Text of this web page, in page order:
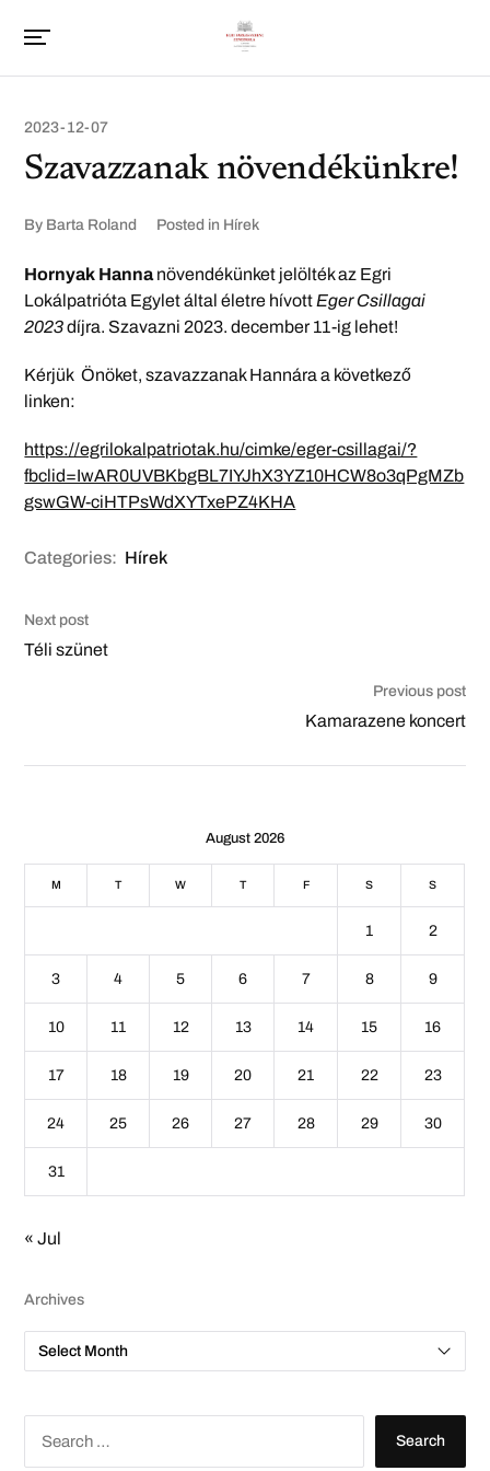
2023-12-07
Szavazzanak növendékünkre!
By Barta Roland Posted in Hírek
Hornyak Hannanövendékünket jelölték az Egri
Lokálpatrióta Egylet által életre hívott Eger Csillagai
2023díjra. Szavazni 2023. december 11-ig lehet!
Kérjük Önöket, szavazzanak Hannára a következő
linken:
https://egrilokalpatriotak.hu/cimke/eger-csillagai/?
fbclid=IwAR0UVBKbgBL7IYJhX3YZ10HCW8o3qPgMZb
gswGW-ciHTPsWdXYTxePZ4KHA
Categories: Hírek
Next post
Téli szünet
Previous post
Kamarazene koncert
August 2026
M T W T F S S
1 2
3 4 5 6 7 8 9
10 11 12 13 14 15 16
17 18 19 20 21 22 23
24 25 26 27 28 29 30
31
« Jul
Archives
A
c
v
S
r